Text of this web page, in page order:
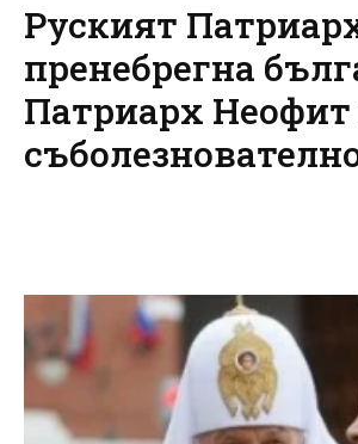
Руският
пренебрегна
Патриарх Неофит